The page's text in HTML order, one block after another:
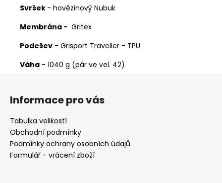
Svršek - hovězinový Nubuk
Membrána - Gritex
Podešev - Grisport Traveller - TPU
Váha - 1040 g (pár ve vel. 42)
Z
Informace pro vás
Tabulka velikostí
Obchodní podmínky
Podmínky ochrany osobních údajů
Formulář - vrácení zboží